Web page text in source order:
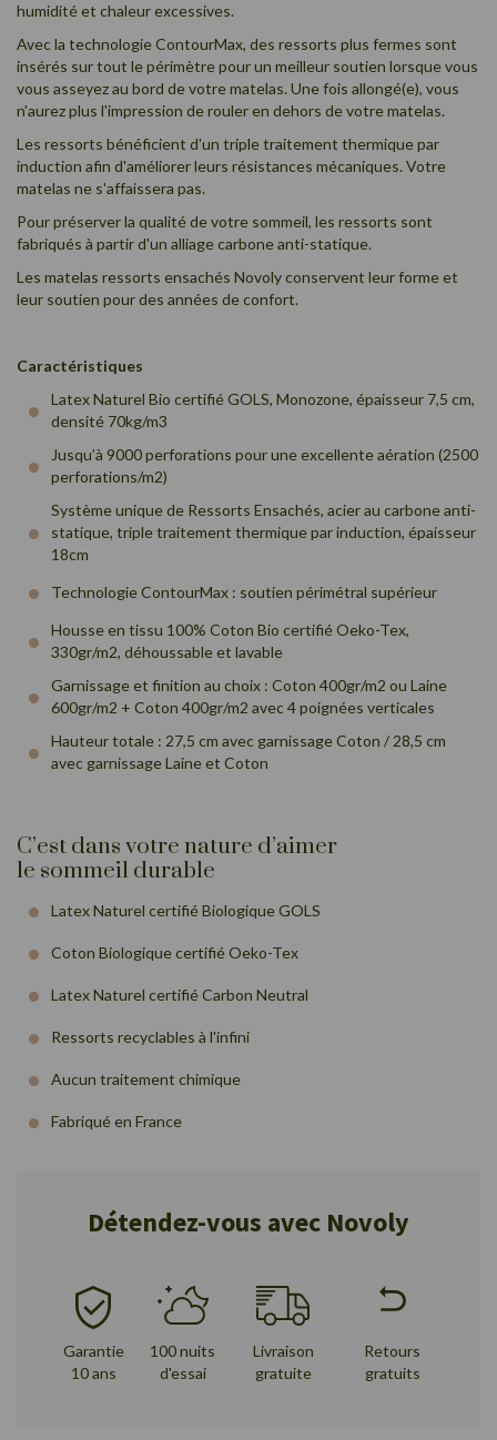
humidité et chaleur excessives.
Avec la technologie ContourMax, des ressorts plus fermes sont
insérés sur tout le périmètre pour un meilleur soutien lorsque vous
vous asseyez au bord de votre matelas. Une fois allongé(e), vous
n'aurez plus l'impression de rouler en dehors de votre matelas.
Les ressorts bénéficient d'un triple traitement thermique par
induction afin d'améliorer leurs résistances mécaniques. Votre
matelas ne s'affaissera pas.
Pour préserver la qualité de votre sommeil, les ressorts sont
fabriqués à partir d'un alliage carbone anti-statique.
Les matelas ressorts ensachés Novoly conservent leur forme et
leur soutien pour des années de confort.
Caractéristiques
Latex Naturel Bio certifié GOLS, Monozone, épaisseur 7,5 cm,
densité 70kg/m3
Jusqu’à 9000 perforations pour une excellente aération (2500
perforations/m2)
Système unique de Ressorts Ensachés, acier au carbone anti-
statique, triple traitement thermique par induction, épaisseur
18cm
Technologie ContourMax : soutien périmétral supérieur
Housse en tissu 100% Coton Bio certifié Oeko-Tex,
330gr/m2, déhoussable et lavable
Garnissage et finition au choix : Coton 400gr/m2 ou Laine
600gr/m2 + Coton 400gr/m2 avec 4 poignées verticales
Hauteur totale : 27,5 cm avec garnissage Coton / 28,5 cm
avec garnissage Laine et Coton
C’est dans votre nature d’aimer
le sommeil durable
Latex Naturel certifié Biologique GOLS
Coton Biologique certifié Oeko-Tex
Latex Naturel certifié Carbon Neutral
Ressorts recyclables à l'infini
Aucun traitement chimique
Fabriqué en France
Détendez-vous avec Novoly
Garantie
10 ans
100 nuits
d'essai
Livraison
gratuite
Retours
gratuits